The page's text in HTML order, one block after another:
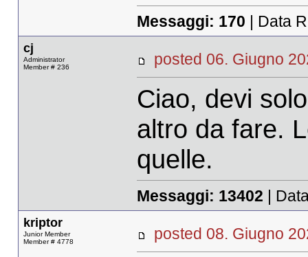
Messaggi: 170 | Data
cj
Administrator
Member # 236
posted 06. Giugno
Ciao, devi
altro da fare.
quelle.
Messaggi: 13402 |
kriptor
Junior Member
Member # 4778
posted 08. Giugno